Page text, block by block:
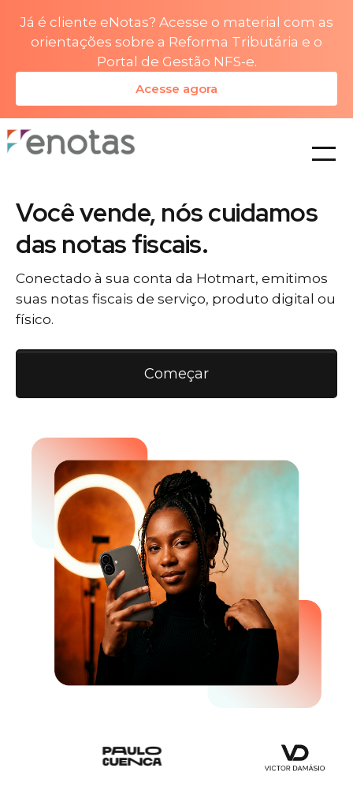
Já é cliente eNotas? Acesse o material com as
orientações sobre a Reforma Tributária e o
Portal de Gestão NFS-e.
Acesse agora
planos
Você vende, nós cuidamos
das notas fiscais.
Conectado à sua conta da Hotmart, emitimos
suas notas fiscais de serviço, produto digital ou
físico.
Começar